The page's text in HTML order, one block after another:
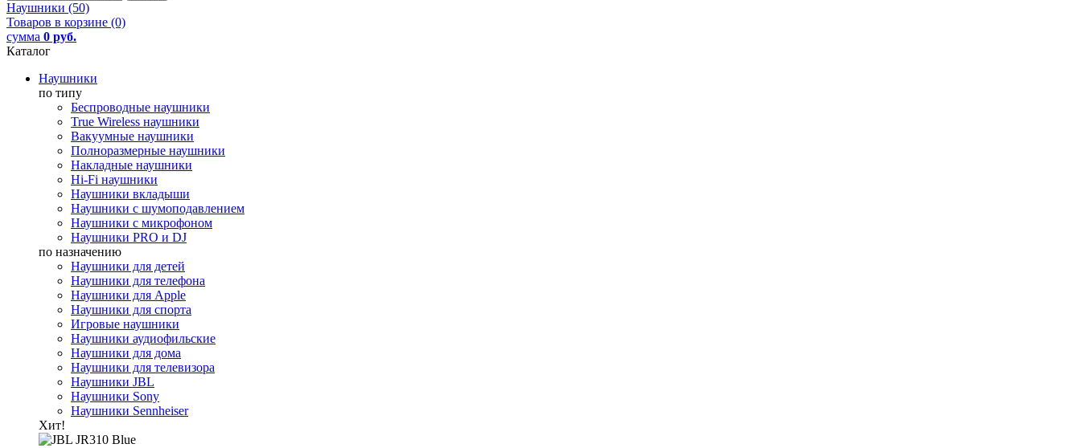
Наушники (50)
Товаров в корзине (0)
сумма 0 руб.
Каталог
Наушники
по типу
Беспроводные наушники
True Wireless наушники
Вакуумные наушники
Полноразмерные наушники
Накладные наушники
Hi-Fi наушники
Наушники вкладыши
Наушники с шумоподавлением
Наушники с микрофоном
Наушники PRO и DJ
по назначению
Наушники для детей
Наушники для телефона
Наушники для Apple
Наушники для спорта
Игровые наушники
Наушники аудиофильские
Наушники для дома
Наушники для телевизора
Наушники JBL
Наушники Sony
Наушники Sennheiser
Хит!